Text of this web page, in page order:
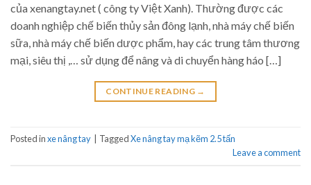
của xenangtay.net ( công ty Việt Xanh). Thường được các
doanh nghiệp chế biến thủy sản đông lạnh, nhà máy chế biến
sữa, nhà máy chế biến dược phẩm, hay các trung tâm thương
mại, siêu thị ,… sử dụng để nâng và di chuyển hàng háo […]
CONTINUE READING →
Posted inxe nâng tay TaggedXe nâng tay mạ kẽm 2.5 tấn
Leave a comment